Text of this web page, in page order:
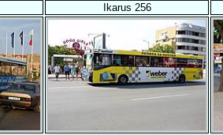
Ikarus 256